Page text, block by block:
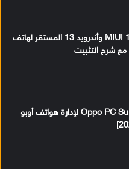
تحميل تحديث MIUI 14 وأندرويد 13 المستقر لهاتف
تحميل برنامج Oppo PC Suite لإدارة هواتف أوبو